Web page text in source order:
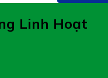
Linh Hoạt